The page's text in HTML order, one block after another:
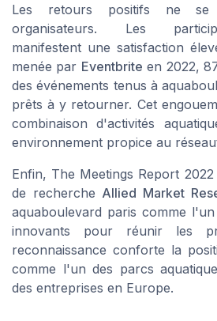
Les retours positifs ne
organisateurs. Les
manifestent une satisfaction
menée par Eventbrite en 2022,
des événements tenus à
prêts à y retourner. Cet
combinaison d'activités
environnement propice au
Enfin, The Meetings Report 2022
de recherche Allied Market
aquaboulevard paris comme
innovants pour réunir les
reconnaissance conforte la
comme l'un des parcs
des entreprises en Europe.